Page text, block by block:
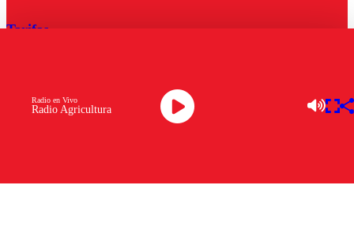
Radio Agricultura
Radio en Vivo
Tarifas
Descarga la APP